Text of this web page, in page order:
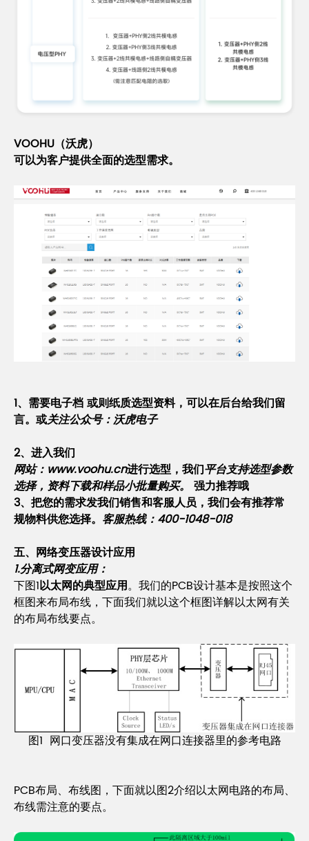
VOOHU（沃虎）
可以为客户提供全面的选型需求。
1、 需要电子档 或则纸质选型资料，可以在后台给我们留
言。或关注公众号：沃虎电子
2、进入我们
网站：www.voohu.cn进行选型， 我们平台支持选型参数
选择，资料下载和样品小批量购买。 强力推荐哦
3、把您的需求发我们销售和客服人员，我们会有推荐常
规物料供您选择。 客服热线：400-1048-018
五、网络变压器设计应用
1.分离式网变应用：
下图1以太网的典型应用。我们的PCB设计基本是按照这个
框图来布局布线，下面我们就以这个框图详解以太网有关
的布局布线要点。
图1 网口变压器没有集成在网口连接器里的参考电路
PCB布局、布线图，下面就以图2介绍以太网电路的布局、
布线需注意的要点。